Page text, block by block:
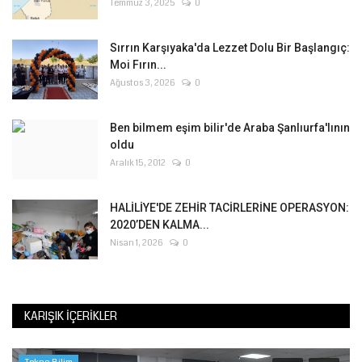
Temmuz 3, 2025 0
Sırrın Karşıyaka'da Lezzet Dolu Bir Başlangıç:
Moi Fırın...
Ağustos 3, 2026 0
Ben bilmem eşim bilir'de Araba Şanlıurfa'lının
oldu
Aralık 15, 2012 0
HALİLİYE'DE ZEHİR TACİRLERİNE OPERASYON:
2020’DEN KALMA...
Nisan 1, 2026 0
KARIŞIK İÇERIKLER